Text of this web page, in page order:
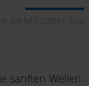
am Millstätter See
sanften Wellen